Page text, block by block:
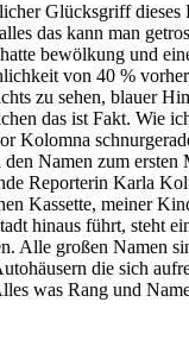
Glücksgriff dieses
das kann man
bewölkung und
von 40 %
zu sehen, blauer
das ist Fakt. Wie
Kolomna
Namen zum ersten
Reporterin Karla
Kassette, meiner
hinaus führt, steht
Alle großen Namen
die sich
was Rang und